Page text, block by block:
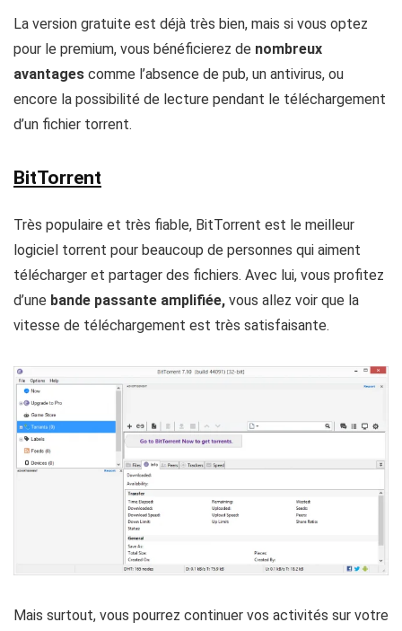
La version gratuite est déjà très bien, mais si vous optez
pour le premium, vous bénéficierez de nombreux
avantages comme l’absence de pub, un antivirus, ou
encore la possibilité de lecture pendant le téléchargement
d’un fichier torrent.
BitTorrent
Très populaire et très fiable, BitTorrent est le meilleur
logiciel torrent pour beaucoup de personnes qui aiment
télécharger et partager des fichiers. Avec lui, vous profitez
d’une bande passante amplifiée, vous allez voir que la
vitesse de téléchargement est très satisfaisante.
Mais surtout, vous pourrez continuer vos activités sur votre